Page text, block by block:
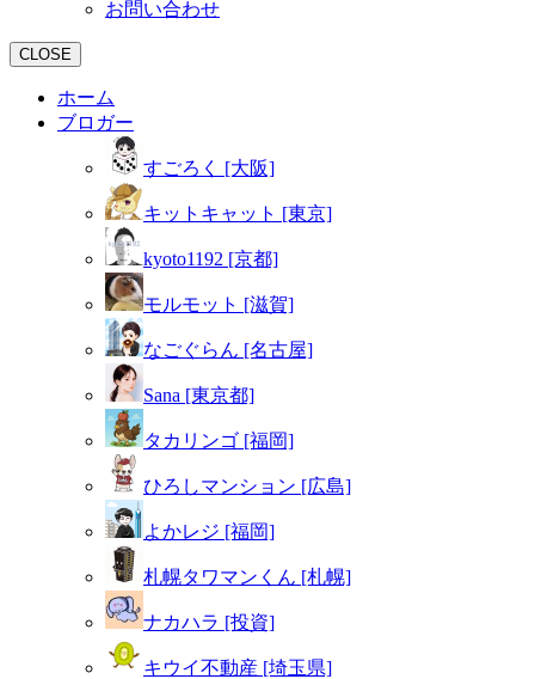
お問い合わせ
CLOSE
ホーム
ブロガー
すごろく [大阪]
キットキャット [東京]
kyoto1192 [京都]
モルモット [滋賀]
なごぐらん [名古屋]
Sana [東京都]
タカリンゴ [福岡]
ひろしマンション [広島]
よかレジ [福岡]
札幌タワマンくん [札幌]
ナカハラ [投資]
キウイ不動産 [埼玉県]